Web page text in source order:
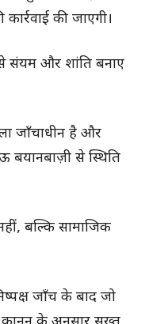
की जाएगी।
संयम और शांति बनाए
जाँचाधीन है और
बयानबाज़ी से स्थिति
बल्कि सामाजिक
जाँच के बाद जो